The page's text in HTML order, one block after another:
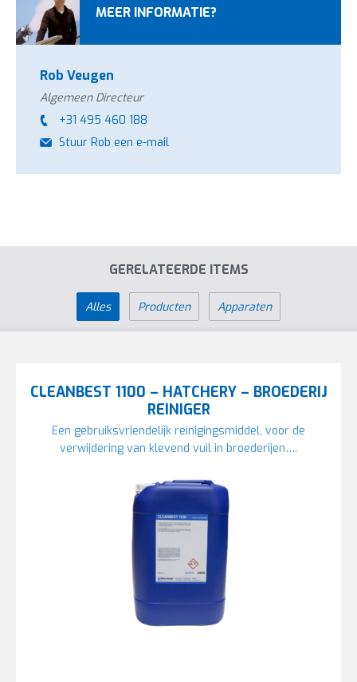
MEER INFORMATIE?
Rob Veugen
Algemeen Directeur
+31 495 460 188
Stuur Rob een e-mail
GERELATEERDE ITEMS
Alles Producten Apparaten
CLEANBEST 1100 – HATCHERY – BROEDERIJ
REINIGER
Een gebruiksvriendelijk reinigingsmiddel, voor de
verwijdering van klevend vuil in broederijen….